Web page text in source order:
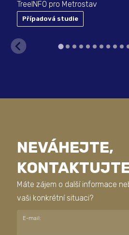
TreeINFO pro Metrostav
Případová studie
NEVÁHEJTE,
Máte zájem o další informace
vaši konkrétní situaci?
E-mail: